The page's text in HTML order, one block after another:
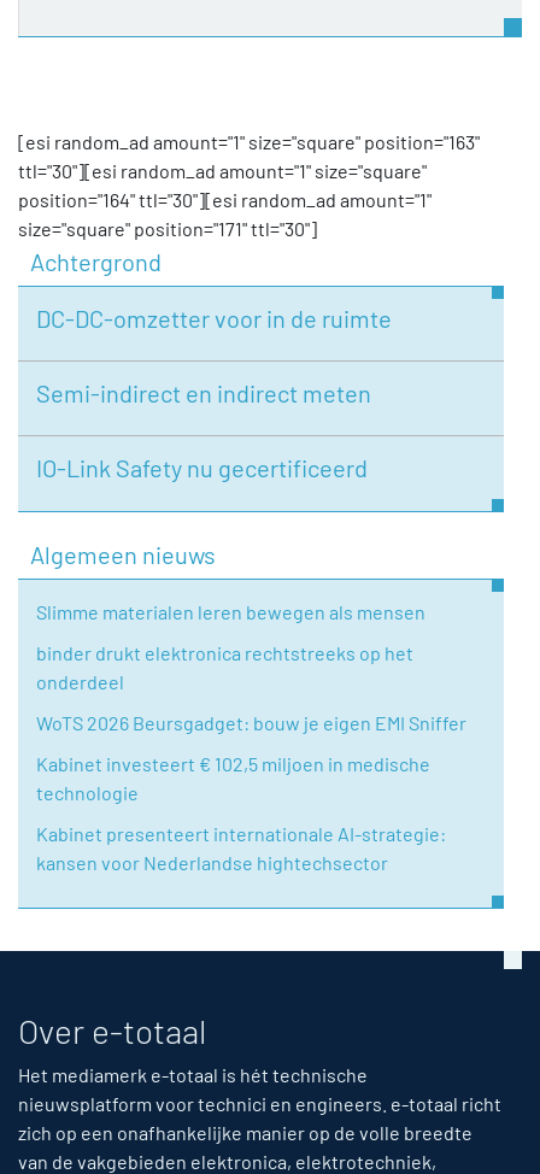
[esi random_ad amount="1" size="square" position="163"
ttl="30"][esi random_ad amount="1" size="square"
position="164" ttl="30"][esi random_ad amount="1"
size="square" position="171" ttl="30"]
Achtergrond
DC-DC-omzetter voor in de ruimte
Semi-indirect en indirect meten
IO-Link Safety nu gecertificeerd
Algemeen nieuws
Slimme materialen leren bewegen als mensen
binder drukt elektronica rechtstreeks op het
onderdeel
WoTS 2026 Beursgadget: bouw je eigen EMI Sniffer
Kabinet investeert € 102,5 miljoen in medische
technologie
Kabinet presenteert internationale AI-strategie:
kansen voor Nederlandse hightechsector
Over e-totaal
Het mediamerk e-totaal is hét technische
nieuwsplatform voor technici en engineers. e-totaal richt
zich op een onafhankelijke manier op de volle breedte
van de vakgebieden elektronica, elektrotechniek,